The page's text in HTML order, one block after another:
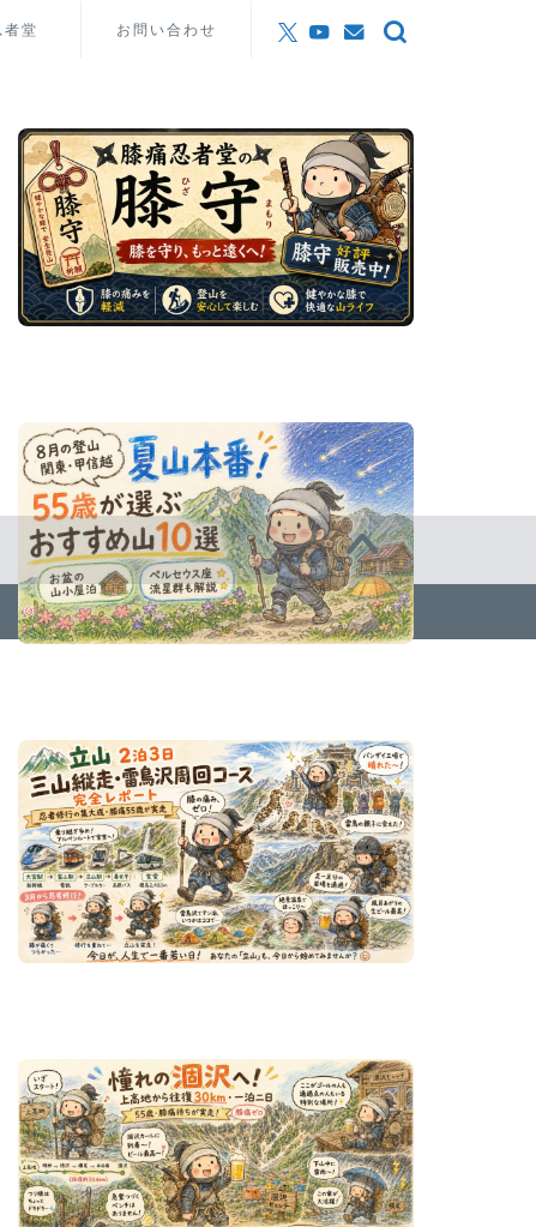
者堂 お問い合わせ
2023–2026 ささみんの「今日が人生で一番若い日です!」